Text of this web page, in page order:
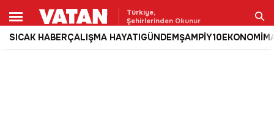
Türkiye,
Şehirlerinden Okunur
SICAK HABERÇALIŞMA HAYATIGÜNDEMŞAMPİY10EKONOMİ
Ara